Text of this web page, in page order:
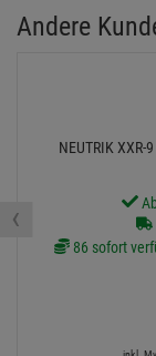
Andere
NEUTRIK XXR-
86 sofort
‹